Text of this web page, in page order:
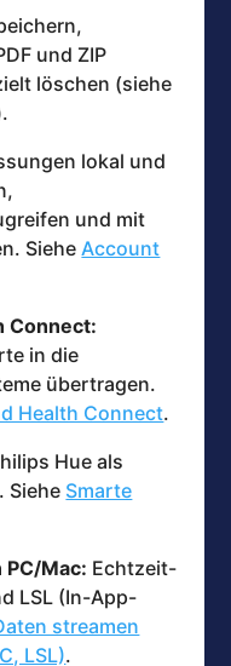
und ZIP
löschen (siehe
lokal und
und mit
SieheAccount
Connect:
in die
übertragen.
Health Connect.
Hue als
Siehe Smarte
Mac: Echtzeit-
LSL (In-App-
streamen
LSL).